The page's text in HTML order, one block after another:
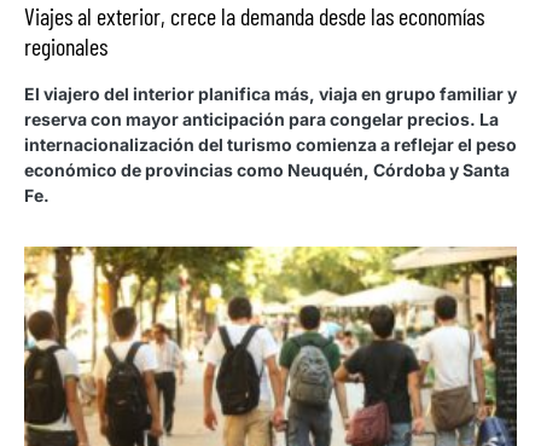
Viajes al exterior, crece la demanda desde las economías
regionales
El viajero del interior planifica más, viaja en grupo familiar y
reserva con mayor anticipación para congelar precios. La
internacionalización del turismo comienza a reflejar el peso
económico de provincias como Neuquén, Córdoba y Santa
Fe.